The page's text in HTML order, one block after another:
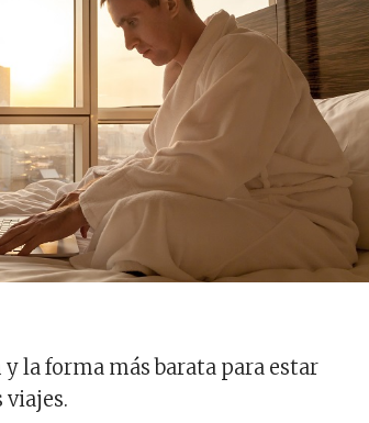
la forma más barata para estar
viajes.